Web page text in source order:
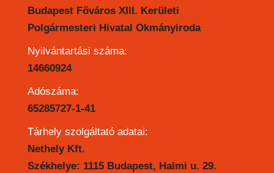
Budapest Főváros XIII. Kerületi
Polgármesteri Hivatal Okmányiroda
Nyilvántartási száma:
14660924
Adószáma:
65285727-1-41
Tárhely szolgáltató adatai:
Nethely Kft.
Székhelye: 1115 Budapest, Halmi u. 29.